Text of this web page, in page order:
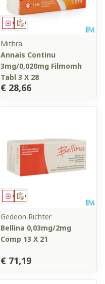
Op voorschrift
Geneesmiddel
Mithra
Annais Continu
3mg/0,020mg Filmomh
Tabl 3 X 28
€ 28,66
Op voorschrift
Geneesmiddel
Gedeon Richter
Bellina 0,03mg/2mg
Comp 13 X 21
€ 71,19